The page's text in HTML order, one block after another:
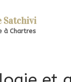
Satchivi
à Chartres